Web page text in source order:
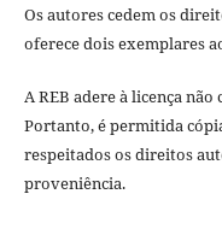
Os autores cedem os
oferece dois exemplares
A REB adere à licença não
Portanto, é permitida
respeitados os direitos
proveniência.